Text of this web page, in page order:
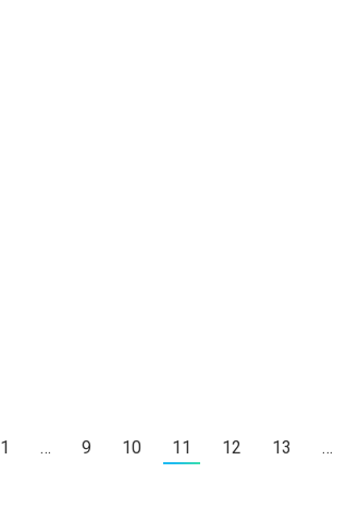
1 … 9 10 11 12 13 …